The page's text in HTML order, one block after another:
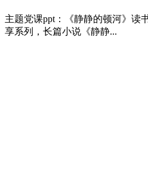
主题党课ppt：《静静的顿河》读
享系列，长篇小说《静静...